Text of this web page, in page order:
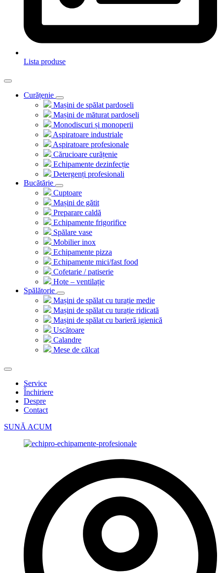
Lista produse
Curățenie
Mașini de spălat pardoseli
Mașini de măturat pardoseli
Monodiscuri și monoperii
Aspiratoare industriale
Aspiratoare profesionale
Cărucioare curățenie
Echipamente dezinfecție
Detergenți profesionali
Bucătărie
Cuptoare
Mașini de gătit
Preparare caldă
Echipamente frigorifice
Spălare vase
Mobilier inox
Echipamente pizza
Echipamente mici/fast food
Cofetarie / patiserie
Hote – ventilație
Spălătorie
Mașini de spălat cu turație medie
Mașini de spălat cu turație ridicată
Mașini de spălat cu barieră igienică
Uscătoare
Calandre
Mese de călcat
Service
Închiriere
Despre
Contact
SUNĂ ACUM